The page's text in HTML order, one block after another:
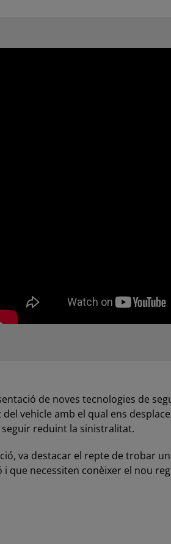
de noves tecnologies de
vehicle amb el qual ens
reduint la sinistralitat.
va destacar el repte de trobar
i que necessiten conèixer el nou